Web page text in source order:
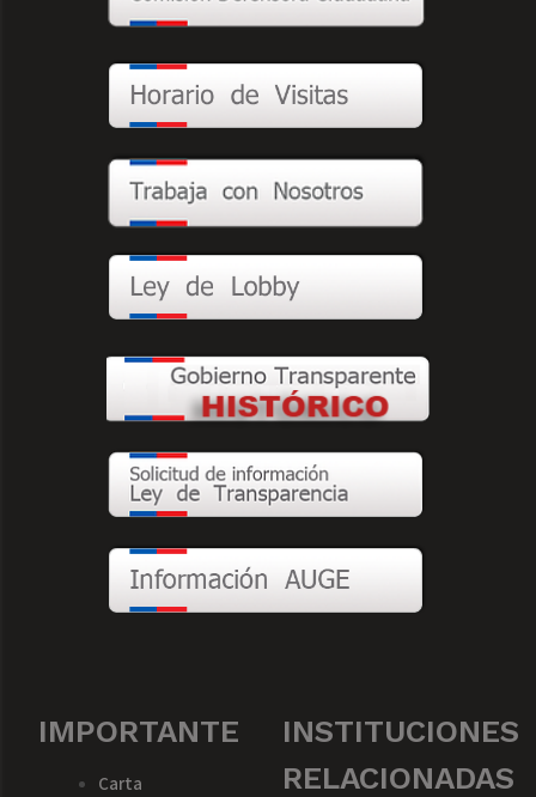
IMPORTANTE
Carta
INSTITUCIONES
RELACIONADAS